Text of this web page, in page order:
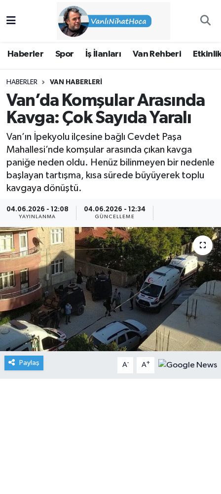
Haberler Spor İş İlanları Van Rehberi
HABERLER VAN HABERLERI
Van’da Komşular Arasında
Kavga: Çok Sayıda Yaralı
Van’ın İpekyolu ilçesine bağlı Cevdet Paşa
Mahallesi’nde komşular arasında çıkan kavga
paniğe neden oldu. Henüz bilinmeyen bir nedenle
başlayan tartışma, kısa sürede büyüyerek toplu
kavgaya dönüştü.
04.06.2026 - 12:08
YAYINLANMA
04.06.2026 - 12:34
GÜNCELLEME
Paylaş A- A+
Van Rehberi
Etkinlikler
Köşe Yazıları
Hakkımda
İpekyolu Nöbetçi Eczaneler
Süper Lig Puan Durumu ve Fikstür
Tüm Manşetler
Son Dakika Haberleri
Haber Arşivi